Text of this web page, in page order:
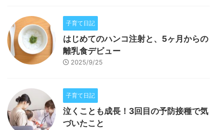
子育て日記
はじめてのハンコ注射と、5ヶ月からの
離乳食デビュー
2025/9/25
子育て日記
泣くことも成長！3回目の予防接種で気
づいたこと